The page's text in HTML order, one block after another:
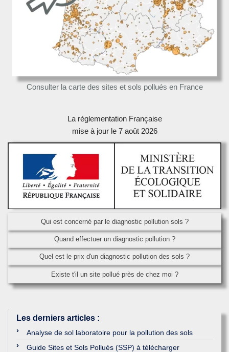
Consulter la carte des sites et sols pollués en France
La réglementation Française
mise à jour le 7 août 2026
Qui est concerné par le diagnostic pollution sols ?
Quand effectuer un diagnostic pollution ?
Quel est le prix d'un diagnostic pollution des sols ?
Existe t'il un site pollué près de chez moi ?
Les derniers articles :
Analyse de sol laboratoire pour la pollution des sols
Guide Sites et Sols Pollués (SSP) à télécharger